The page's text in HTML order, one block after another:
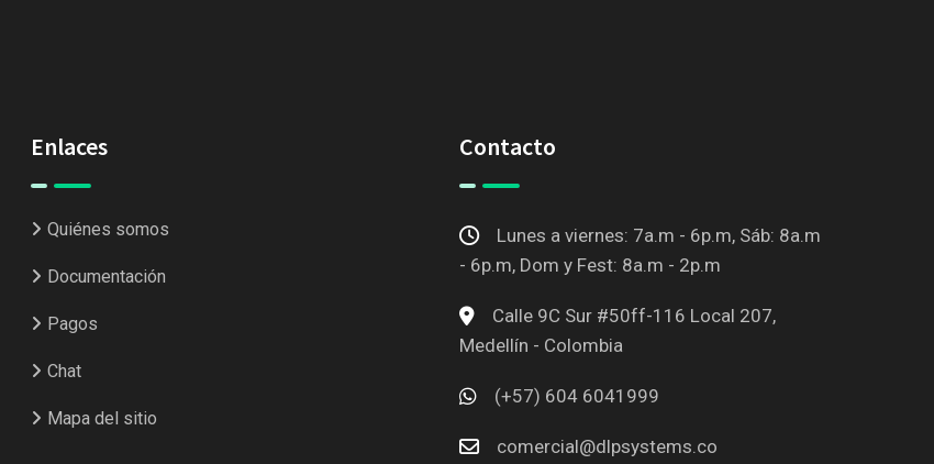
Enlaces
Quiénes somos
Documentación
Pagos
Chat
Mapa del sitio
Contacto
Lunes a viernes: 7a.m - 6p.m, Sáb: 8a.m
- 6p.m, Dom y Fest: 8a.m - 2p.m
Calle 9C Sur #50ff-116 Local 207,
Medellín - Colombia
(+57) 604 6041999
comercial@dlpsystems.co